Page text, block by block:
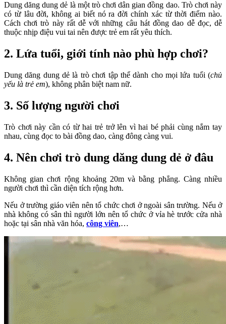
Dung dăng dung dẻ là một trò chơi dân gian đồng dao. Trò chơi này
có từ lâu đời, không ai biết nó ra đời chính xác từ thời điểm nào.
Cách chơi trò này rất dễ với những câu hát đồng dao dễ đọc, dễ
thuộc nhịp điệu vui tai nên được trẻ em rất yêu thích.
2. Lứa tuổi, giới tính nào phù hợp chơi?
Dung dăng dung dẻ là trò chơi tập thể dành cho mọi lứa tuổi (chủ
yếu là trẻ em), không phân biệt nam nữ.
3. Số lượng người chơi
Trò chơi này cần có từ hai trẻ trở lên vì hai bé phải cùng nắm tay
nhau, cùng đọc to bài đồng dao, càng đông càng vui.
4. Nên chơi trò dung dăng dung dẻ ở đâu
Không gian chơi rộng khoảng 20m và bằng phẳng. Càng nhiều
người chơi thì cần diện tích rộng hơn.
Nếu ở trường giáo viên nên tổ chức chơi ở ngoài sân trường. Nếu ở
nhà không có sân thì người lớn nên tổ chức ở vỉa hè trước cửa nhà
hoặc tại sân nhà văn hóa, công viên,…